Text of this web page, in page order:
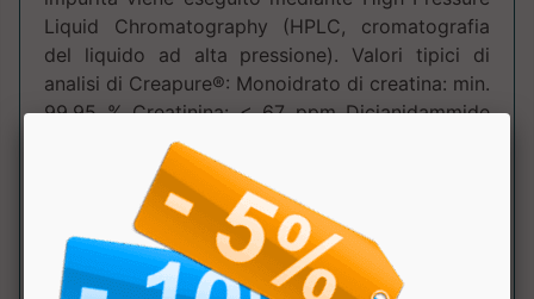
Liquid Chromatography (HPLC, cromatografia
del liquido ad alta pressione). Valori tipici di
analisi di Creapure®: Monoidrato di creatina: min.
99,95 % Creatinina: < 67 ppm Dicianidammide
(DCD): < 30 ppm Diidrotriacina (DHT): non
misurabile Modalità d'uso: assumere 3
compresse al giorno con acqua o altra bevanda
a scelta, circa 30 minuti prima della prestazione
sportiva oppure ai pasti. Assumere 3,4 g di
polvere (un misurino) una volta al giorno da